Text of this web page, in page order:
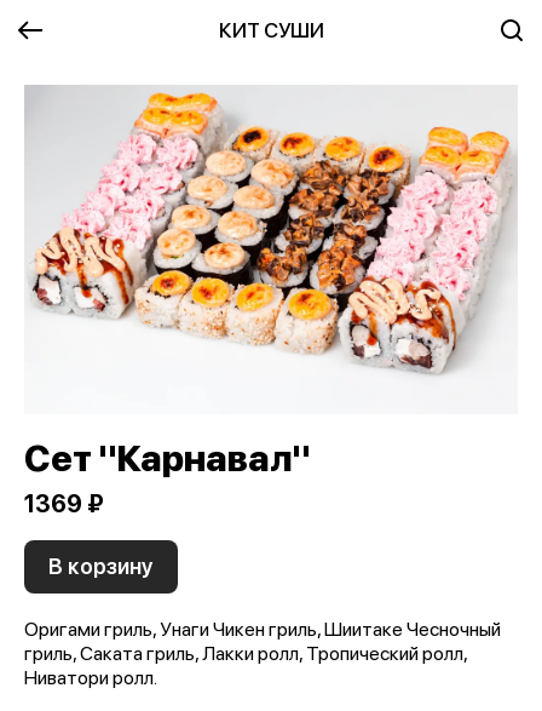
КИТ СУШИ
Сет "Карнавал"
1369 ₽
В корзину
Оригами гриль, Унаги Чикен гриль, Шиитаке Чесночный
гриль, Саката гриль, Лакки ролл, Тропический ролл,
Ниватори ролл.